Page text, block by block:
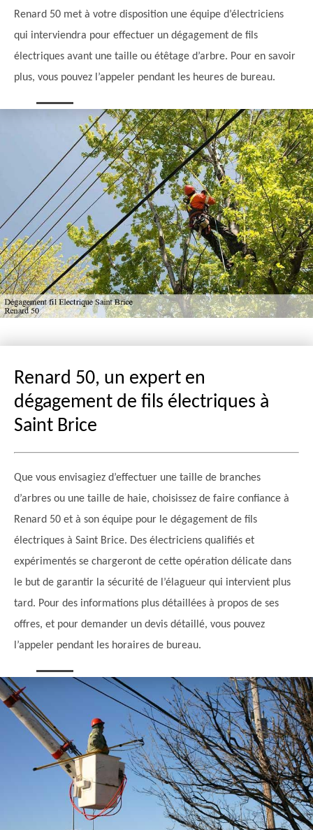
Renard 50 met à votre disposition une équipe d’électriciens
qui interviendra pour effectuer un dégagement de fils
électriques avant une taille ou étêtage d’arbre. Pour en savoir
plus, vous pouvez l’appeler pendant les heures de bureau.
Renard 50, un expert en
dégagement de fils électriques à
Saint Brice
Que vous envisagiez d’effectuer une taille de branches
d’arbres ou une taille de haie, choisissez de faire confiance à
Renard 50 et à son équipe pour le dégagement de fils
électriques à Saint Brice. Des électriciens qualifiés et
expérimentés se chargeront de cette opération délicate dans
le but de garantir la sécurité de l’élagueur qui intervient plus
tard. Pour des informations plus détaillées à propos de ses
offres, et pour demander un devis détaillé, vous pouvez
l’appeler pendant les horaires de bureau.